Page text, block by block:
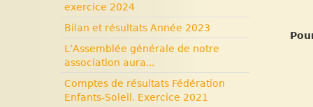
exercice 2024
Bilan et résultats Année 2023
L’Assemblée générale de notre
association aura...
Comptes de résultats Fédération
Enfants-Soleil. Exercice 2021